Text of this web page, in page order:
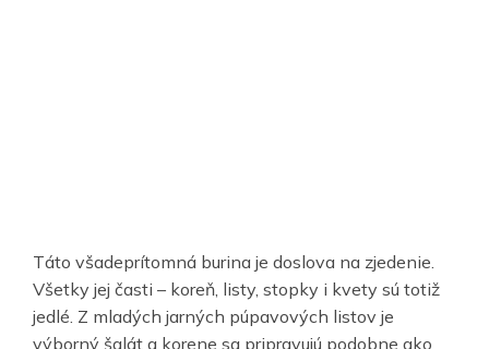
Táto všadeprítomná burina je doslova na zjedenie.
Všetky jej časti – koreň, listy, stopky i kvety sú totiž
jedlé. Z mladých jarných púpavových listov je
výborný šalát a korene sa pripravujú podobne ako